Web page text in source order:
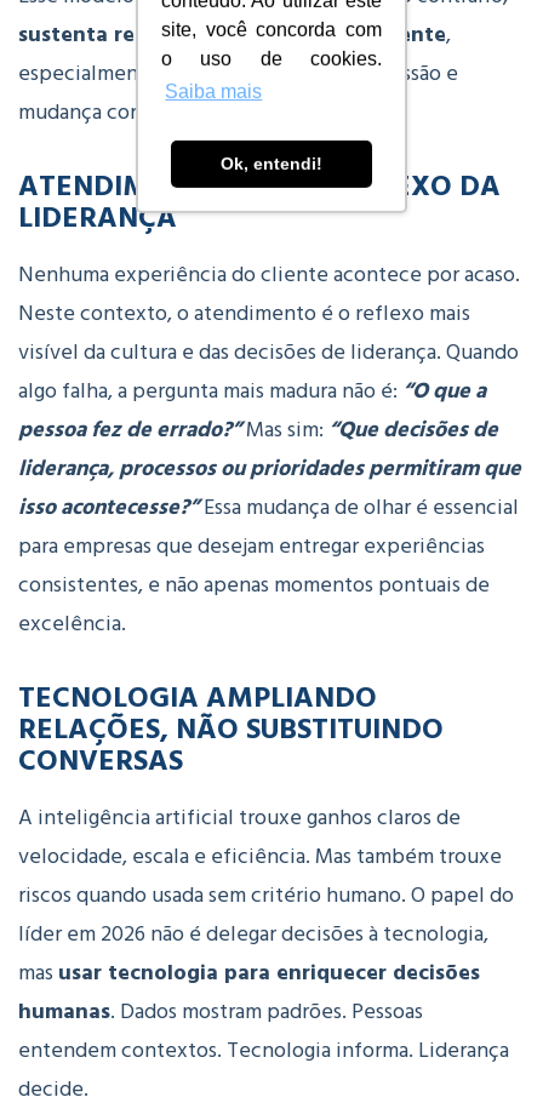
site, você concorda com
o uso de cookies.
Saiba mais
Ok, entendi!
sustenta resultados de forma consistente,
especialmente em ambientes de alta pressão e
mudança constante.
ATENDIMENTO COMO REFLEXO DA
LIDERANÇA
Nenhuma experiência do cliente acontece por acaso.
Neste contexto, o atendimento é o reflexo mais
visível da cultura e das decisões de liderança. Quando
algo falha, a pergunta mais madura não é: “O que a
pessoa fez de errado?”Mas sim: “Que decisões de
liderança, processos ou prioridades permitiram que
isso acontecesse?”Essa mudança de olhar é essencial
para empresas que desejam entregar experiências
consistentes, e não apenas momentos pontuais de
excelência.
TECNOLOGIA AMPLIANDO
RELAÇÕES, NÃO SUBSTITUINDO
CONVERSAS
A inteligência artificial trouxe ganhos claros de
velocidade, escala e eficiência. Mas também trouxe
riscos quando usada sem critério humano.O papel do
líder em 2026 não é delegar decisões à tecnologia,
mas usar tecnologia para enriquecer decisões
humanas. Dados mostram padrões. Pessoas
entendem contextos. Tecnologia informa. Liderança
decide.